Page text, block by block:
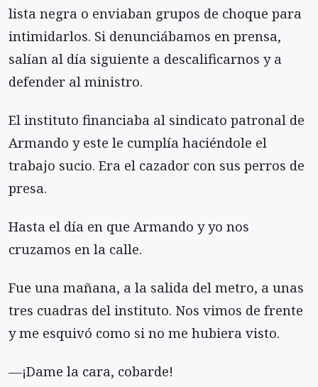
lista negra o enviaban grupos de choque para
intimidarlos. Si denunciábamos en prensa,
salían al día siguiente a descalificarnos y a
defender al ministro.
El instituto financiaba al sindicato patronal de
Armando y este le cumplía haciéndole el
trabajo sucio. Era el cazador con sus perros de
presa.
Hasta el día en que Armando y yo nos
cruzamos en la calle.
Fue una mañana, a la salida del metro, a unas
tres cuadras del instituto. Nos vimos de frente
y me esquivó como si no me hubiera visto.
—¡Dame la cara, cobarde!